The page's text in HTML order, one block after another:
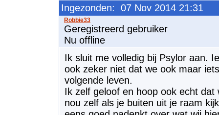
Ingezonden: 07 Nov 2014 21:31
Geregistreerd gebruiker
Nu offline
Ik sluit me volledig bij Psylor aan.
ook zeker niet dat we ook maar
volgende leven.
Ik zelf geloof en hoop ook echt
nou zelf als je buiten uit je raam